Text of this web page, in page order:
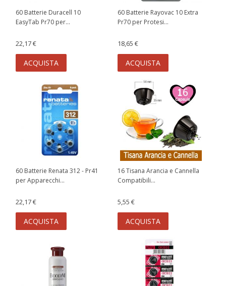
60 Batterie Duracell 10
EasyTab Pr70 per...
22,17 €
ACQUISTA
60 Batterie Rayovac 10 Extra
Pr70 per Protesi...
18,65 €
ACQUISTA
60 Batterie Renata 312 - Pr41
per Apparecchi...
22,17 €
ACQUISTA
16 Tisana Arancia e Cannella
Compatibili...
5,55 €
ACQUISTA